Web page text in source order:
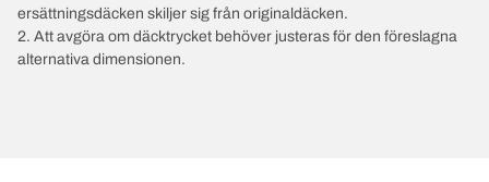
ersättningsdäcken skiljer sig från originaldäcken.
2. Att avgöra om däcktrycket behöver justeras för den föreslagna
alternativa dimensionen.